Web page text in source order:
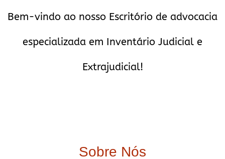
Bem-vindo ao nosso Escritório de advocacia
especializada em Inventário Judicial e
Extrajudicial!
Sobre Nós